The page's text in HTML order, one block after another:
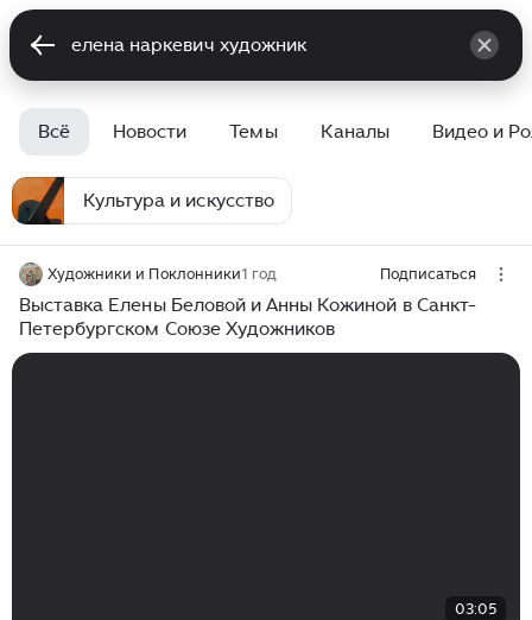
Всё Новости Темы Каналы Видео и
Культура и искусство
Художники и Поклонники1 год Подписаться
Выставка Елены Беловой и Анны Кожиной в Санкт-
Петербургском Союзе Художников
03:05